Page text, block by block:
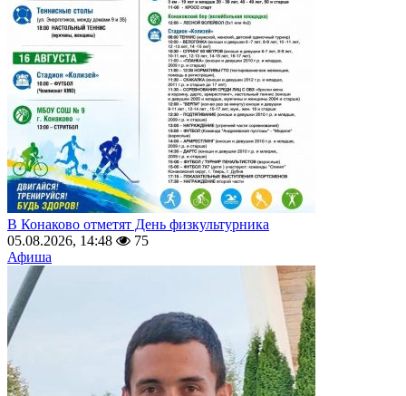
В Конаково отметят День физкультурника
05.08.2026, 14:48
75
Афиша